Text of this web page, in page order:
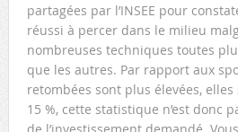
partagées par l’INSEE pour
réussi à percer dans le milieu
nombreuses techniques toutes
que les autres. Par rapport aux
retombées sont plus élevées,
15 %, cette statistique n’est donc
de l’investissement demandé.